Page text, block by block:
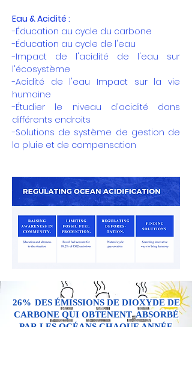
Eau & Acidité :
-Éducation au cycle du carbone
-Éducation au cycle de l'eau
-Impact de l'acidité de l'eau sur
l'écosystème
-Acidité de l'eau Impact sur la vie
humaine
-Étudier le niveau d'acidité dans
différents endroits
-Solutions de système de gestion de
la pluie et de compensation
26% DES ÉMISSIONS DE DIOXYDE DE
CARBONE QUI OBTENENT ABSORBÉ
PAR LES OCÉANS CHAQUE ANNÉE